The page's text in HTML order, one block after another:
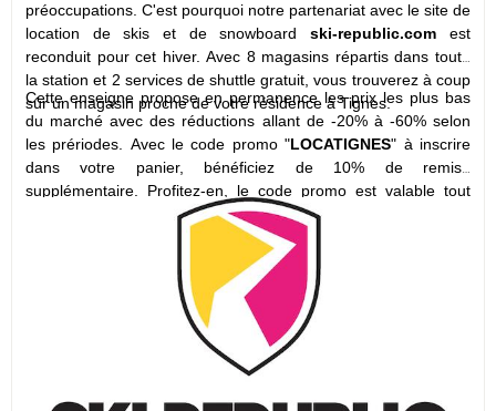
préoccupations. C'est pourquoi notre partenariat avec le site de
location de skis et de snowboard ski-republic.com est
reconduit pour cet hiver. Avec 8 magasins répartis dans toute
la station et 2 services de shuttle gratuit, vous trouverez à coup
sûr un magasin proche de votre résidence à Tignes.
Cette enseigne propose en permanence les prix les plus bas
du marché avec des réductions allant de -20% à -60% selon
les prériodes. Avec le code promo "LOCATIGNES" à inscrire
dans votre panier, bénéficiez de 10% de remise
supplémentaire. Profitez-en, le code promo est valable tout
l'hiver 2021-2022! Impossible de skier moins cher!